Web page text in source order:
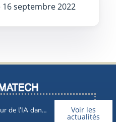
septembre 2022
dans nos métiers ? Voir les
actualités